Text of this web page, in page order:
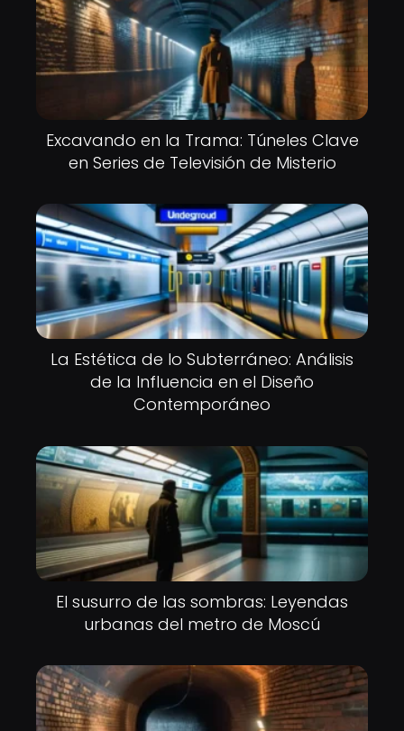
Excavando en la Trama: Túneles Clave
en Series de Televisión de Misterio
La Estética de lo Subterráneo: Análisis
de la Influencia en el Diseño
Contemporáneo
El susurro de las sombras: Leyendas
urbanas del metro de Moscú